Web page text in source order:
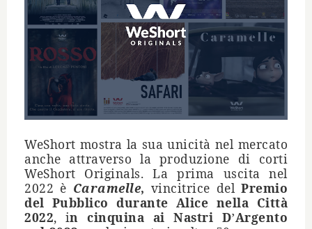
WeShort mostra la sua unicità nel mercato
anche attraverso la produzione di corti
WeShort Originals. La prima uscita nel
2022 è Caramelle, vincitrice del Premio
del Pubblico durante Alice nella Città
2022, in cinquina ai Nastri D’Argento